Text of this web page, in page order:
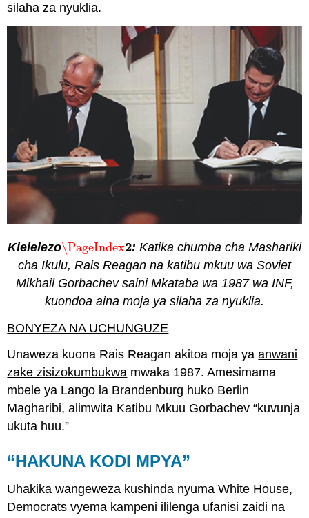
silaha za nyuklia.
Kielelezo\PageIndex2
\PageIndex2: Katika chumba cha Mashariki
cha Ikulu, Rais Reagan na katibu mkuu wa Soviet
Mikhail Gorbachev saini Mkataba wa 1987 wa INF,
kuondoa aina moja ya silaha za nyuklia.
BONYEZA NA UCHUNGUZE
Unaweza kuona Rais Reagan akitoa moja yaanwani
zake zisizokumbukwa mwaka 1987. Amesimama
mbele ya Lango la Brandenburg huko Berlin
Magharibi, alimwita Katibu Mkuu Gorbachev “kuvunja
ukuta huu.”
“HAKUNA KODI MPYA”
Uhakika wangeweza kushinda nyuma White House,
Democrats vyema kampeni ililenga ufanisi zaidi na